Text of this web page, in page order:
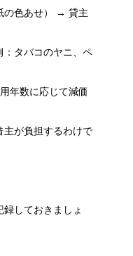
の色あせ） → 貸主
：タバコのヤニ、ペ
年数に応じて減価
主が負担するわけで
しておきましょ